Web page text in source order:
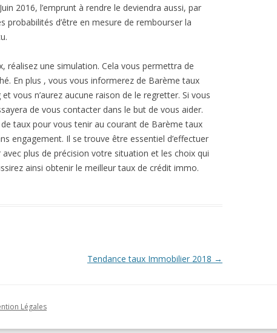
2016, l’emprunt à rendre le deviendra aussi, par
probabilités d’être en mesure de rembourser la
réalisez une simulation. Cela vous permettra de
En plus , vous vous informerez de Barème taux
vous n’aurez aucune raison de le regretter. Si vous
de vous contacter dans le but de vous aider.
taux pour vous tenir au courant de Barème taux
engagement. Il se trouve être essentiel d’effectuer
plus de précision votre situation et les choix qui
ainsi obtenir le meilleur taux de crédit immo.
Tendance taux Immobilier 2018 →
Légales